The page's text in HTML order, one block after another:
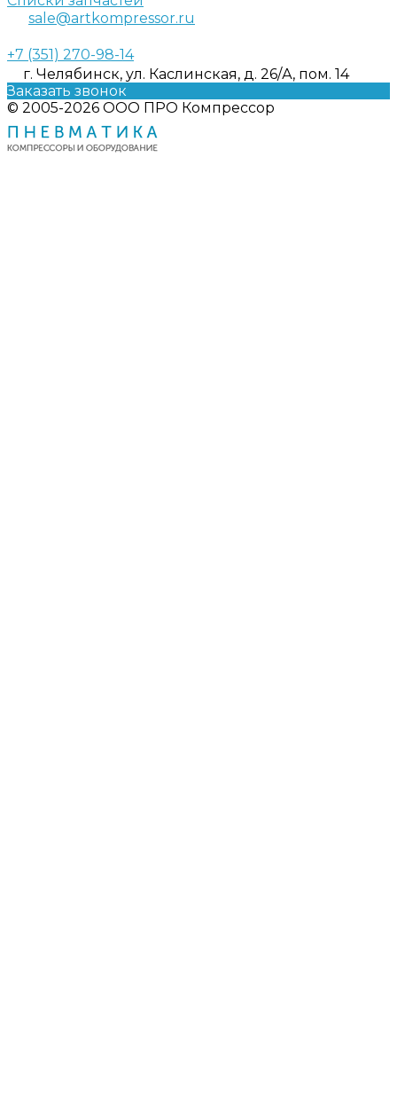
sale@artkompressor.ru
+7 (351) 270-98-14
г. Челябинск, ул. Каслинская, д. 26/А, пом. 14
Заказать звонок
© 2005-2026 ООО ПРО Компрессор